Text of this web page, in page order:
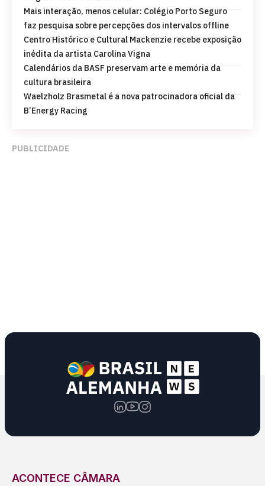
Mais interação, menos celular: Colégio Porto Seguro
faz pesquisa sobre percepções dos intervalos offline
Centro Histórico e Cultural Mackenzie recebe exposição
inédita da artista Carolina Vigna
Calendários da BASF preservam arte e memória da
cultura brasileira
Waelzholz Brasmetal é a nova patrocinadora oficial da
B’Energy Racing
PUBLICIDADE
ACONTECE CÂMARA